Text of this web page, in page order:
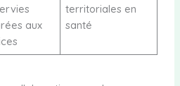
aux
territoriales en
santé